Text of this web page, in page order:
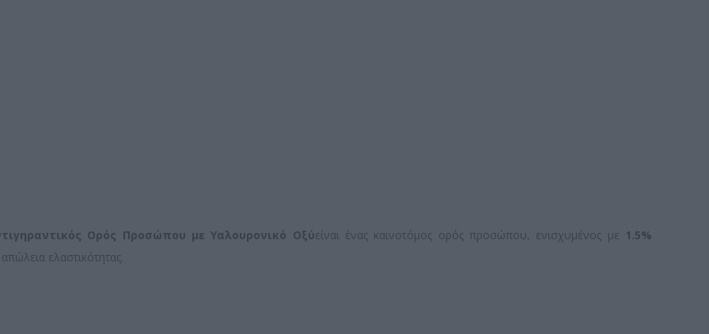
Ορός Προσώπου με Υαλουρονικό Οξύείναι ένας καινοτόμος ορός προσώπου, ενισχυμένος με 1.5%
ελαστικότητας.